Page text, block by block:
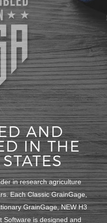
AND
IN THE
in research agriculture
Each Classic GrainGage,
GrainGage, NEW H3
Software is designed and